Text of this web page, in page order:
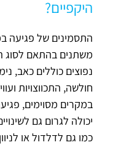
היקפיים?
התסמינים של פגיעה
משתנים בהתאם לסוג
נפוצים כוללים כאב,
חולשה, התכווצויות
במקרים מסוימים,
יכולה לגרום גם
כמו גם לדלדול או